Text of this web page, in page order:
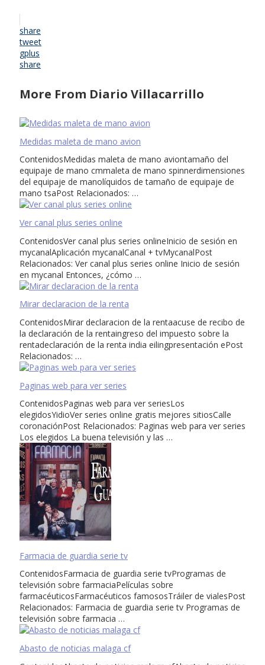
share
tweet
gplus
share
More From Diario Villacarrillo
Medidas maleta de mano avion
ContenidosMedidas maleta de mano aviontamaño del
equipaje de mano cmmaleta de mano spinnerdimensiones
del equipaje de manolíquidos de tamaño de equipaje de
mano tsaPost Relacionados: …
Ver canal plus series online
ContenidosVer canal plus series onlineInicio de sesión en
mycanalAplicación mycanalCanal + tvMycanalPost
Relacionados: Ver canal plus series online Inicio de sesión
en mycanal Entonces, ¿cómo …
Mirar declaracion de la renta
ContenidosMirar declaracion de la rentaacuse de recibo de
la declaración de la rentaingreso del impuesto sobre la
rentadeclaración de la renta india eilingpresentación ePost
Relacionados: …
Paginas web para ver series
ContenidosPaginas web para ver seriesLos
elegidosYidioVer series online gratis mejores sitiosCalle
coronaciónPost Relacionados: Paginas web para ver series
Los elegidos La buena televisión y las …
Farmacia de guardia serie tv
ContenidosFarmacia de guardia serie tvProgramas de
televisión sobre farmaciaPelículas sobre
farmacéuticosFarmacéuticos famososTráiler de vialesPost
Relacionados: Farmacia de guardia serie tv Programas de
televisión sobre farmacia …
Abasto de noticias malaga cf